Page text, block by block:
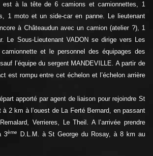
est à la tête de 6 camions et camionnettes, 1
1 moto et un side-car en panne. Le lieutenant
à Châteaudun avec un camion (atelier ?), 1
Le Sous-Lieutenant VADON se dirige vers Les
et le personnel des équipages des
l’équipe du sergent MANDEVILLE. A partir de
est rompu entre cet échelon et l’échelon arrière
apporté par agent de liaison pour rejoindre St
à 2 km à l’ouest de La Ferté Bernard, en passant
Verrieres, Le Theil. A l’arrivée prendre
3ème
D.L.M. à St George du Rosay, à 8 km au